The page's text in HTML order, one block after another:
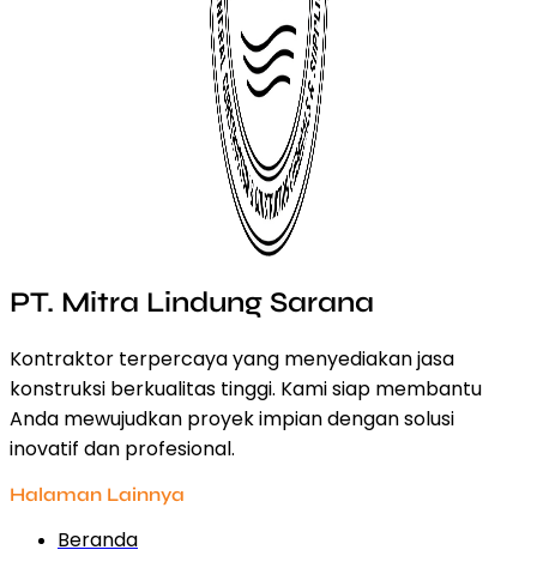
PT. Mitra Lindung Sarana
Kontraktor terpercaya yang menyediakan jasa
konstruksi berkualitas tinggi. Kami siap membantu
Anda mewujudkan proyek impian dengan solusi
inovatif dan profesional.
Halaman Lainnya
Beranda